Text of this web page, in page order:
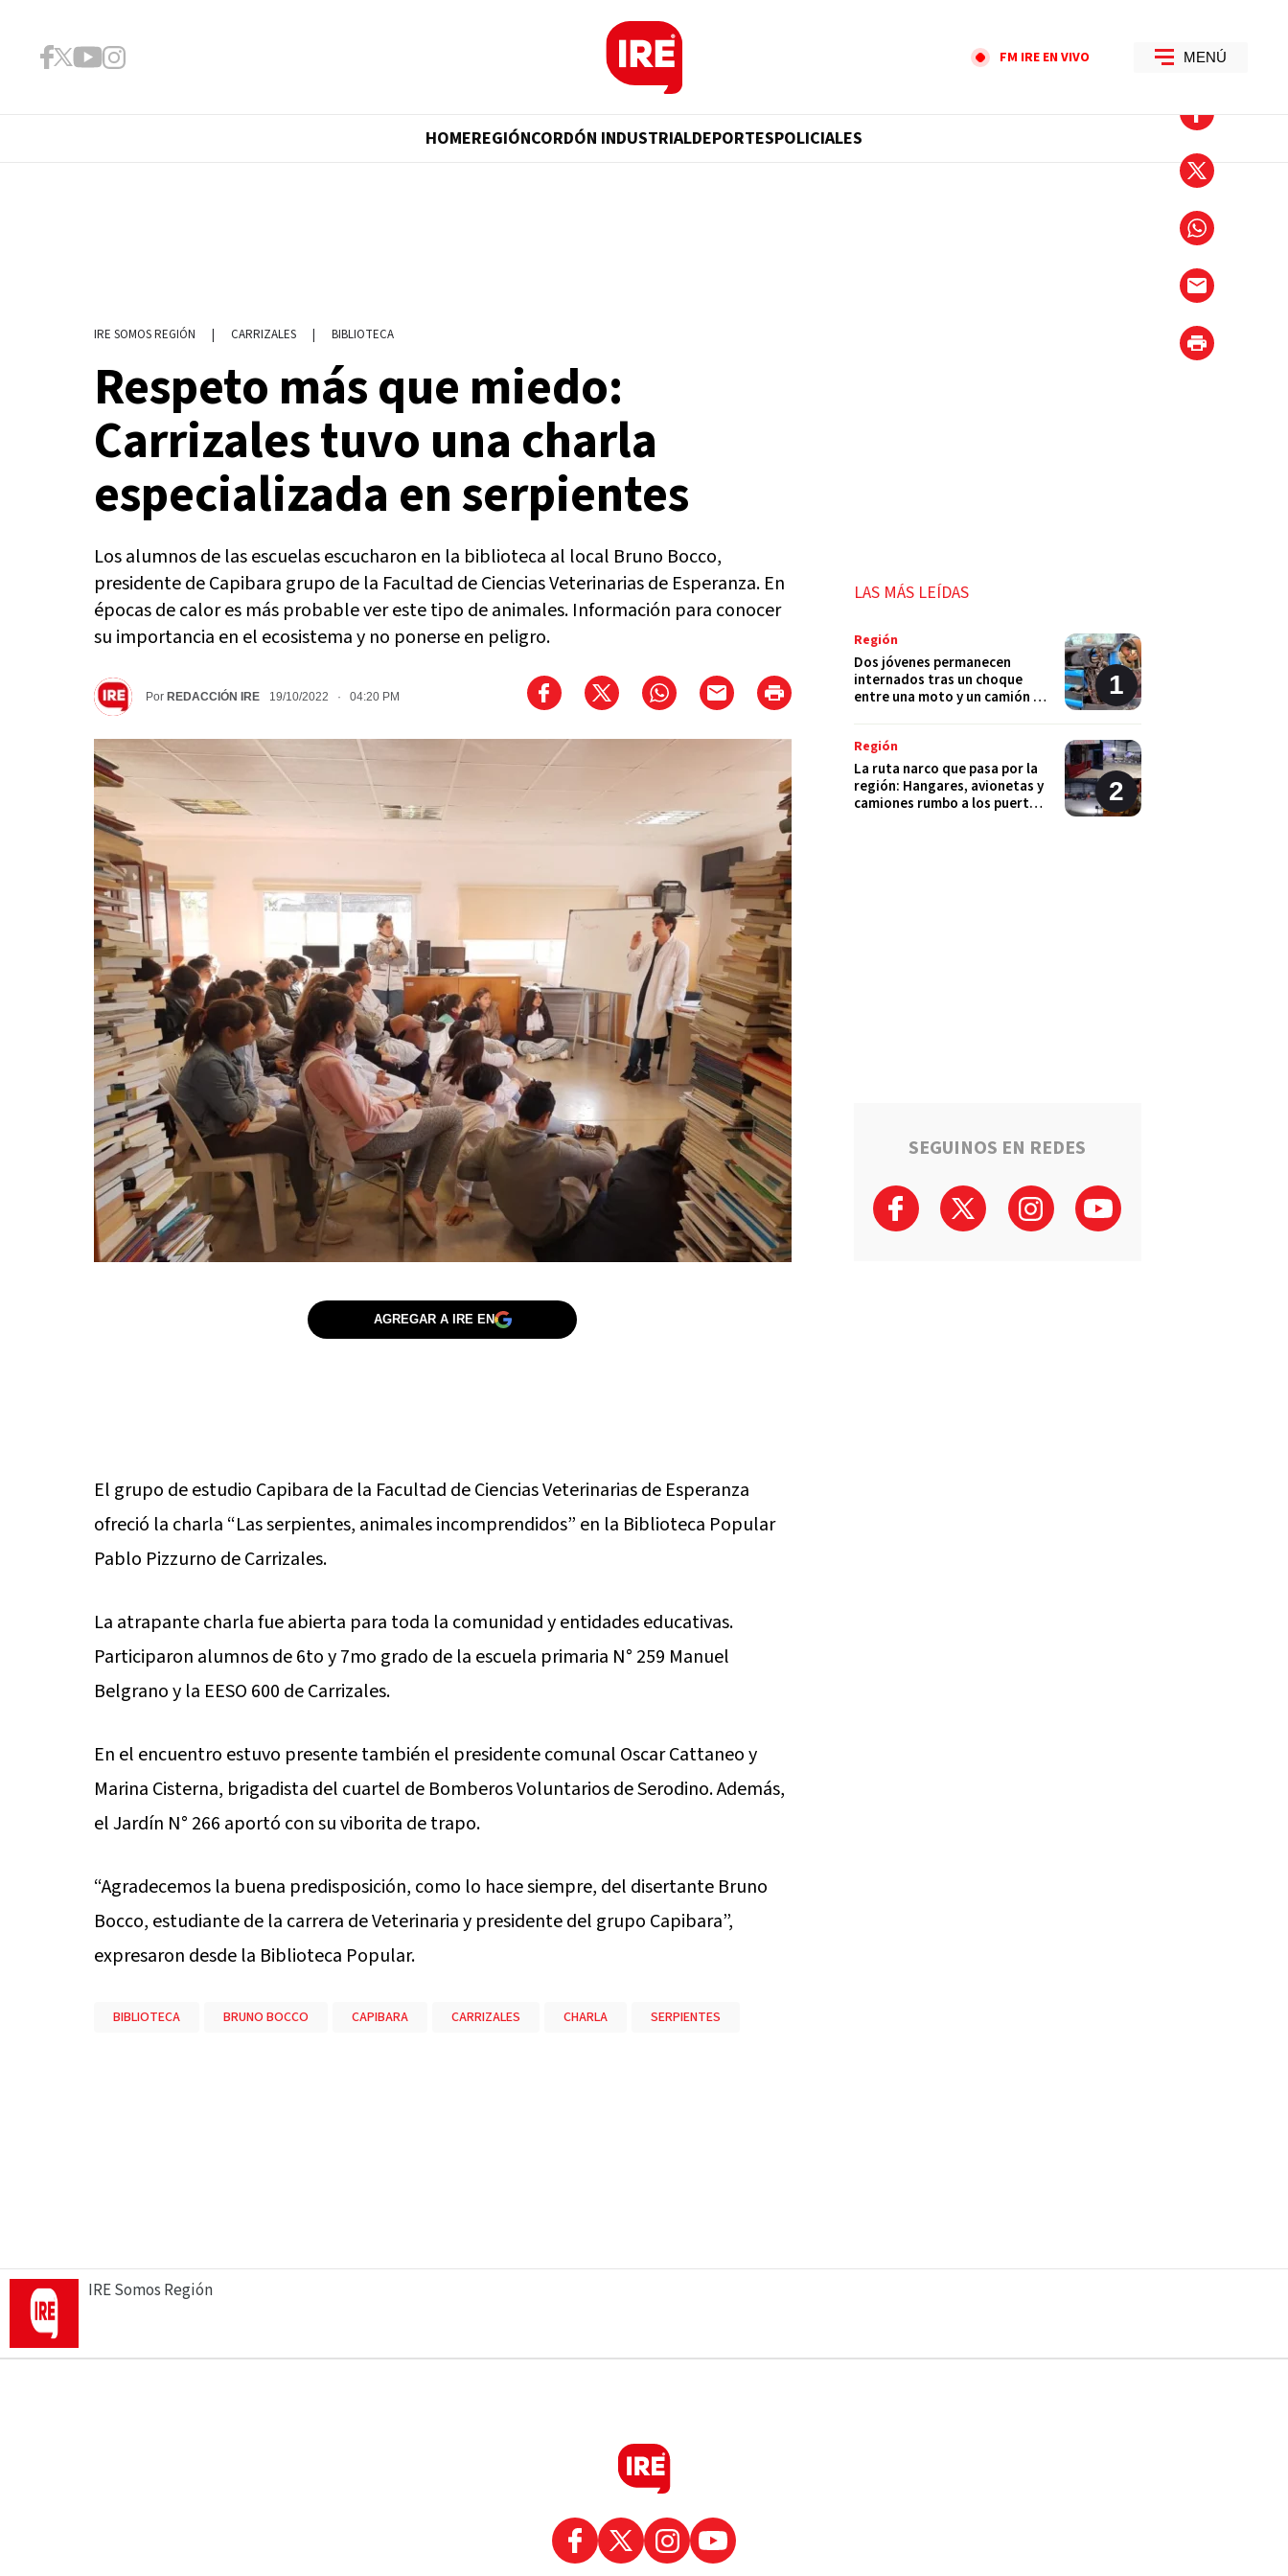
FM IRE EN VIVO MENÚ
HOMEREGIÓNCORDÓN INDUSTRIALDEPORTESPOLICIALES
IRE SOMOS REGIÓN | CARRIZALES | BIBLIOTECA
Respeto más que miedo:
Carrizales tuvo una charla
especializada en serpientes
Los alumnos de las escuelas escucharon en la biblioteca al local Bruno Bocco,
presidente de Capibara grupo de la Facultad de Ciencias Veterinarias de Esperanza. En
épocas de calor es más probable ver este tipo de animales. Información para conocer
su importancia en el ecosistema y no ponerse en peligro.
Por REDACCIÓN IRE 19/10/2022 · 04:20 PM
AGREGAR A IRE EN
El grupo de estudio Capibara de la Facultad de Ciencias Veterinarias de Esperanza
ofreció la charla “Las serpientes, animales incomprendidos” en la Biblioteca Popular
Pablo Pizzurno de Carrizales.
La atrapante charla fue abierta para toda la comunidad y entidades educativas.
Participaron alumnos de 6to y 7mo grado de la escuela primaria N° 259 Manuel
Belgrano y la EESO 600 de Carrizales.
En el encuentro estuvo presente también el presidente comunal Oscar Cattaneo y
Marina Cisterna, brigadista del cuartel de Bomberos Voluntarios de Serodino. Además,
el Jardín N° 266 aportó con su viborita de trapo.
“Agradecemos la buena predisposición, como lo hace siempre, del disertante Bruno
Bocco, estudiante de la carrera de Veterinaria y presidente del grupo Capibara”,
expresaron desde la Biblioteca Popular.
BIBLIOTECA BRUNO BOCCO CAPIBARA CARRIZALES CHARLA SERPIENTES
LAS MÁS LEÍDAS
Región
Dos jóvenes permanecen
internados tras un choque
entre una moto y un camión en
Región
La ruta narco que pasa por la
región: Hangares, avionetas y
camiones rumbo a los puertos
en Luis PalaciosSEGUINOS EN REDES
IRE Somos Región